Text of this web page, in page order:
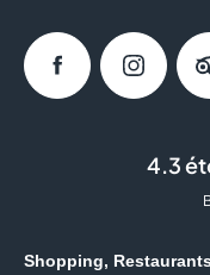
4.3
Shopping,
Facebook